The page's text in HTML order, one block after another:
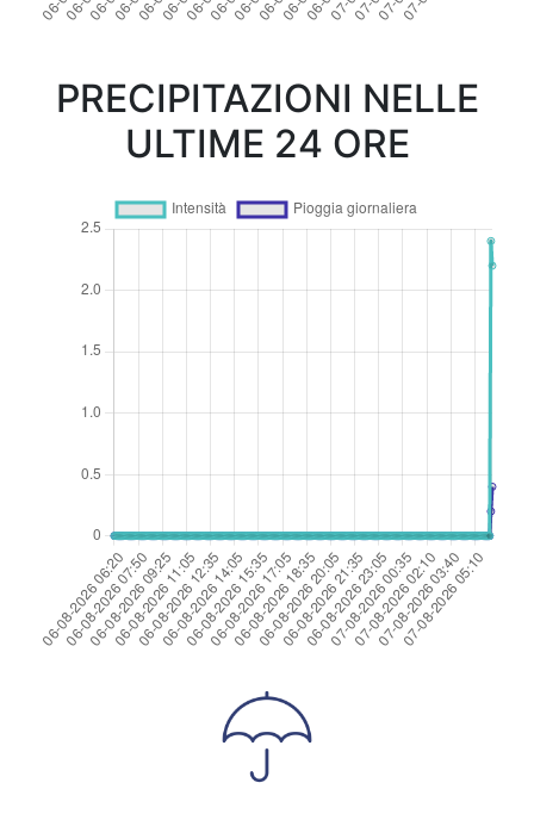
PRECIPITAZIONI NELLE
ULTIME 24 ORE